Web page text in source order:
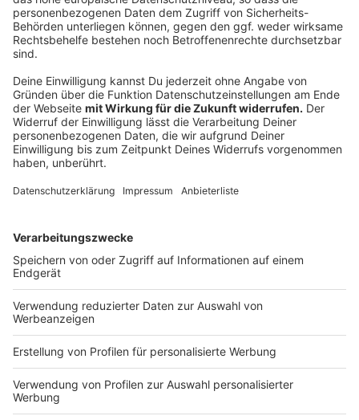
Pesto:
Zugabe von Öl goldgelb rösten. Auskühlen lassen
und zusammen mit dem Olivenöl und dem
Parmesan im Mixer fein pürieren.
Die Basilikumblätter zupfen und dazugeben. Nur
solange mixen bis alles fein zerkleinert ist.
an Farbe und Geschmack verliert.
das Pesto im Kühlschrank circa zwei Wochen.
Anzeige
Das ist der Kitchen Club by Nelson Müller:
Anzeige